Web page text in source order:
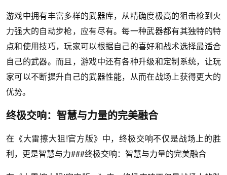
游戏中拥有丰富多样的武器库，从精确度极高的狙击枪到火
力强大的自动步枪，应有尽有。每一种武器都有其独特的特
点和使用技巧，玩家可以根据自己的喜好和战术选择最适合
自己的武器。而且，游戏中还有各种升级和定制系统，让玩
家可以不断提升自己的武器性能，从而在战场上获得更大的
优势。
终极交响：智慧与力量的完美融合
在《大雷擦大狙!官方版》中，终极交响不仅是战场上的胜
利，更是智慧与力###终极交响：智慧与力量的完美融合